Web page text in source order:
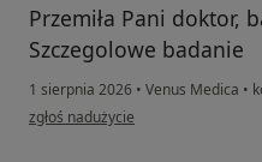
Przemiła Pani doktor,
Szczegolowe badanie
1 sierpnia 2026 • Venus Medica •
w opinii użytkownika Marta warchoł
zgłoś nadużycie